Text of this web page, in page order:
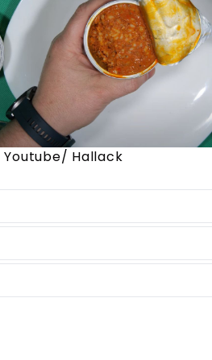
Youtube/ Hallack